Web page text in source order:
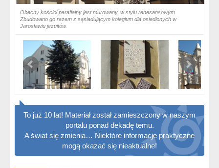
Obecny kościół parafialny jest murowany, w stylu renesansowym.
Zbudowano go razem z sąsiadującym kolegium dla osiedlonych w
Jarosławiu jezuitów.
To już 10 lat! Materiał został zamieszczony w naszym
portalu ponad dekadę temu.
A świat się zmienia… Niektóre informacje praktyczne
mogą okazać się nieaktualne!